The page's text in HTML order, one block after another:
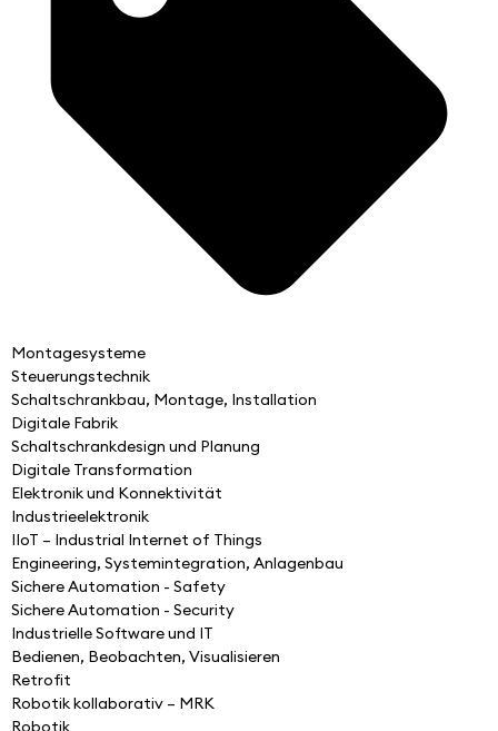
Montagesysteme
Steuerungstechnik
Schaltschrankbau, Montage, Installation
Digitale Fabrik
Schaltschrankdesign und Planung
Digitale Transformation
Elektronik und Konnektivität
Industrieelektronik
IIoT – Industrial Internet of Things
Engineering, Systemintegration, Anlagenbau
Sichere Automation - Safety
Sichere Automation - Security
Industrielle Software und IT
Bedienen, Beobachten, Visualisieren
Retrofit
Robotik kollaborativ – MRK
Robotik